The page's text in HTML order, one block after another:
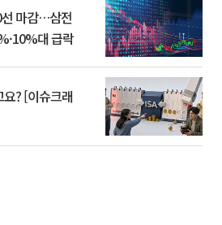
마감…삼전
대 급락
? [이슈크래